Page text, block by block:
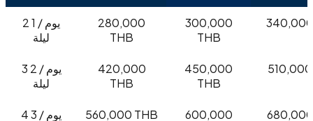
2 يوم / 1
ليلة
280,000
THB
300,000
THB
3 يوم / 2
ليلة
420,000
THB
450,000
THB
4 يوم / 3 560,000 THB 600,000